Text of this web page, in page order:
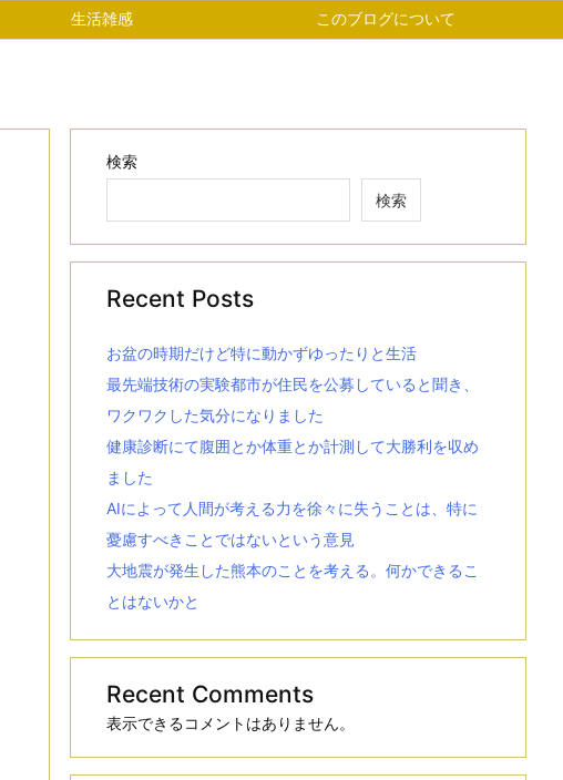
生活雑感 このブログについて
検索
検索
Recent Posts
お盆の時期だけど特に動かずゆったりと生活
最先端技術の実験都市が住民を公募していると聞き、
ワクワクした気分になりました
健康診断にて腹囲とか体重とか計測して大勝利を収め
ました
AIによって人間が考える力を徐々に失うことは、特に
憂慮すべきことではないという意見
大地震が発生した熊本のことを考える。何かできるこ
とはないかと
Recent Comments
表示できるコメントはありません。